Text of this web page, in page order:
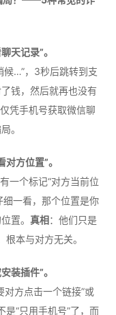
天记录”。
候…”，3秒后跳转到支
钱，然后就再也没有
凭手机号获取微信聊
。
方位置”。
一个标记“对方当前位
细一看，那个位置是你
置。 真相：他们只是
本与对方无关。
装插件”。
对方点击一个链接”或
是“只用手机号”了，而